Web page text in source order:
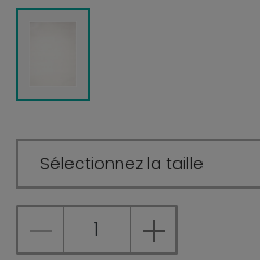
Sélectionnez la taille